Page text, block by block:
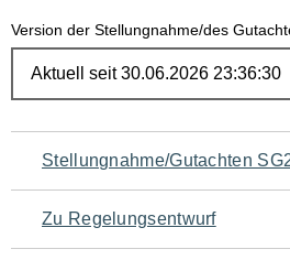
Version der Stellungnahme/des
Navigation
für
den
Stellungnahme/Gutachten
Zu Regelungsentwurf